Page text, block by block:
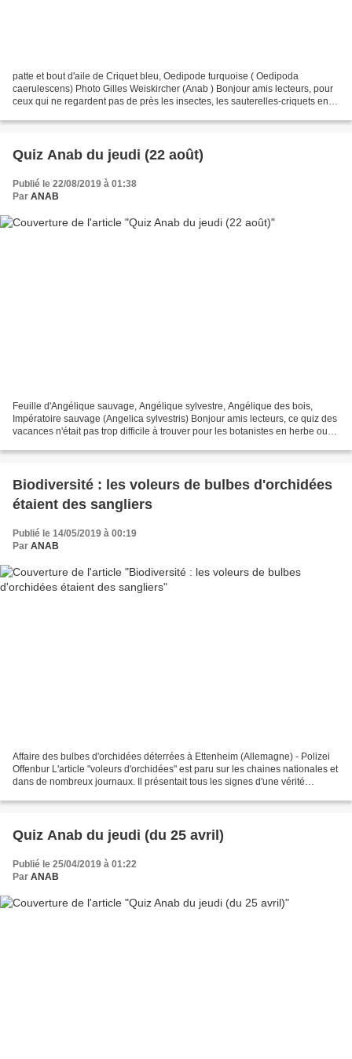
patte et bout d'aile de Criquet bleu, Oedipode turquoise ( Oedipoda
caerulescens) Photo Gilles Weiskircher (Anab ) Bonjour amis lecteurs, pour
ceux qui ne regardent pas de près les insectes, les sauterelles-criquets en
Quiz Anab du jeudi (22 août)
Publié le 22/08/2019 à 01:38
Par ANAB
Feuille d'Angélique sauvage, Angélique sylvestre, Angélique des bois,
Impératoire sauvage (Angelica sylvestris) Bonjour amis lecteurs, ce quiz des
vacances n'était pas trop difficile à trouver pour les botanistes en herbe ou
Biodiversité : les voleurs de bulbes d'orchidées
étaient des sangliers
Publié le 14/05/2019 à 00:19
Par ANAB
Affaire des bulbes d'orchidées déterrées à Ettenheim (Allemagne) - Polizei
Offenbur L'article "voleurs d'orchidées" est paru sur les chaines nationales et
dans de nombreux journaux. Il présentait tous les signes d'une vérité
Quiz Anab du jeudi (du 25 avril)
Publié le 25/04/2019 à 01:22
Par ANAB